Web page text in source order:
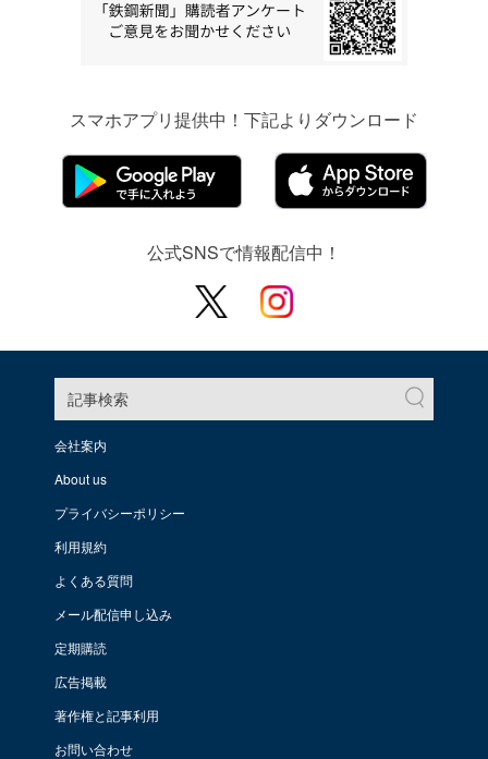
スマホアプリ提供中！下記よりダウンロード
公式SNSで情報配信中！
記事検索
会社案内
About us
プライバシーポリシー
利用規約
よくある質問
メール配信申し込み
定期購読
広告掲載
著作権と記事利用
お問い合わせ